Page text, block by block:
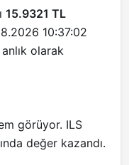
15.9321 TL
10:37:02
olarak
görüyor. ILS
değer kazandı.